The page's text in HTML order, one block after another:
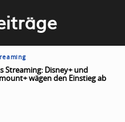
Streaming: Disney+ und
wägen den Einstieg ab